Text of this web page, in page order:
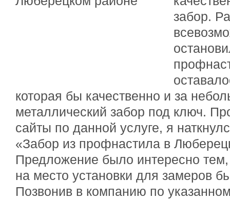
забор.
которая бы качественно и за
металлический забор под ключ.
сайты по данной услуге, я
«Забор из профнастила в
Предложение было интересно
на место установки для замеров
Позвонив в компанию по